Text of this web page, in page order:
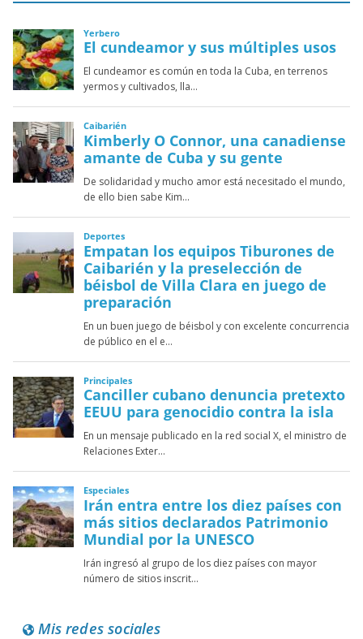
Mis redes sociales